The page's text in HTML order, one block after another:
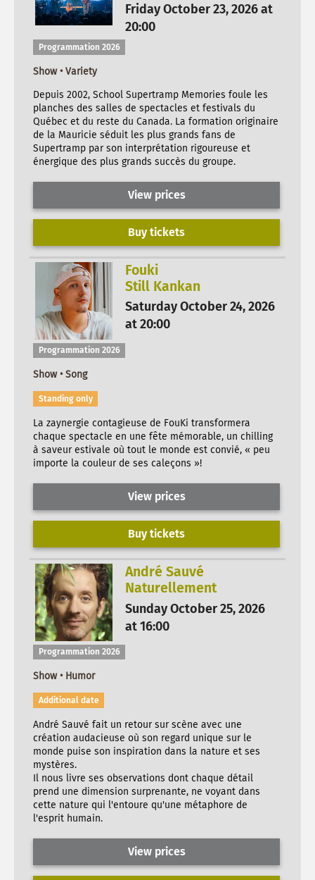
Friday October 23, 2026 at
20:00
Programmation 2026
Show • Variety
Depuis 2002, School Supertramp Memories foule les
planches des salles de spectacles et festivals du
Québec et du reste du Canada. La formation originaire
de la Mauricie séduit les plus grands fans de
Supertramp par son interprétation rigoureuse et
énergique des plus grands succès du groupe.
View prices
Buy tickets
Fouki
Still Kankan
Saturday October 24, 2026
at 20:00
Programmation 2026
Show • Song
Standing only
La zaynergie contagieuse de FouKi transformera
chaque spectacle en une fête mémorable, un chilling
à saveur estivale où tout le monde est convié, « peu
importe la couleur de ses caleçons »!
View prices
Buy tickets
André Sauvé
Naturellement
Sunday October 25, 2026
at 16:00
Programmation 2026
Show • Humor
Additional date
André Sauvé fait un retour sur scène avec une
création audacieuse où son regard unique sur le
monde puise son inspiration dans la nature et ses
mystères.
Il nous livre ses observations dont chaque détail
prend une dimension surprenante, ne voyant dans
cette nature qui l'entoure qu'une métaphore de
l'esprit humain.
View prices